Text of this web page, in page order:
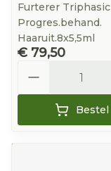
Furterer Triphasic
Progres.behand.
Haaruit.8x5,5ml
€ 79,50
Bestel